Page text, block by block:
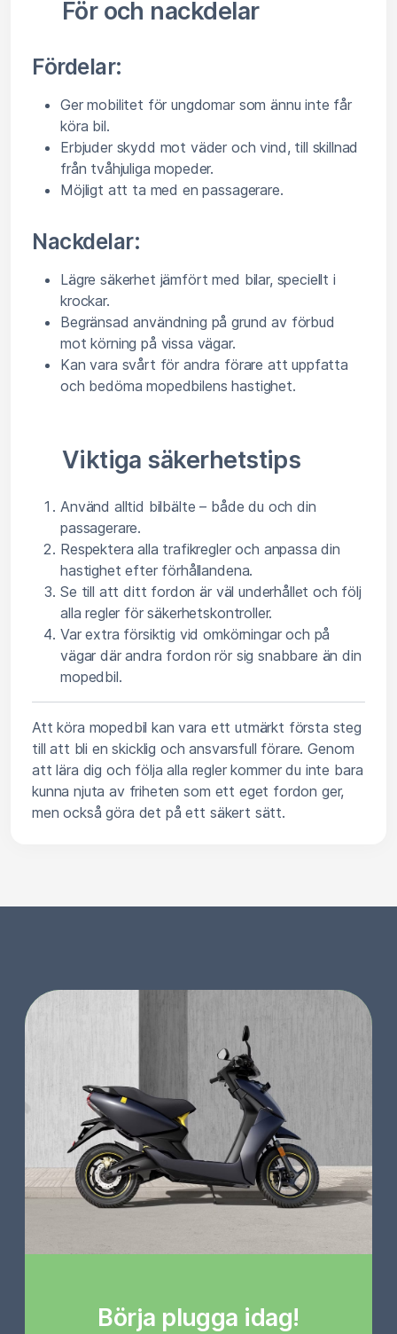
För och nackdelar
Fördelar:
Ger mobilitet för ungdomar som ännu inte får
köra bil.
Erbjuder skydd mot väder och vind, till skillnad
från tvåhjuliga mopeder.
Möjligt att ta med en passagerare.
Nackdelar:
Lägre säkerhet jämfört med bilar, speciellt i
krockar.
Begränsad användning på grund av förbud
mot körning på vissa vägar.
Kan vara svårt för andra förare att uppfatta
och bedöma mopedbilens hastighet.
Viktiga säkerhetstips
Använd alltid bilbälte – både du och din
passagerare.
Respektera alla trafikregler och anpassa din
hastighet efter förhållandena.
Se till att ditt fordon är väl underhållet och följ
alla regler för säkerhetskontroller.
Var extra försiktig vid omkörningar och på
vägar där andra fordon rör sig snabbare än din
mopedbil.
Att köra mopedbil kan vara ett utmärkt första steg
till att bli en skicklig och ansvarsfull förare. Genom
att lära dig och följa alla regler kommer du inte bara
kunna njuta av friheten som ett eget fordon ger,
men också göra det på ett säkert sätt.
Börja plugga idag!